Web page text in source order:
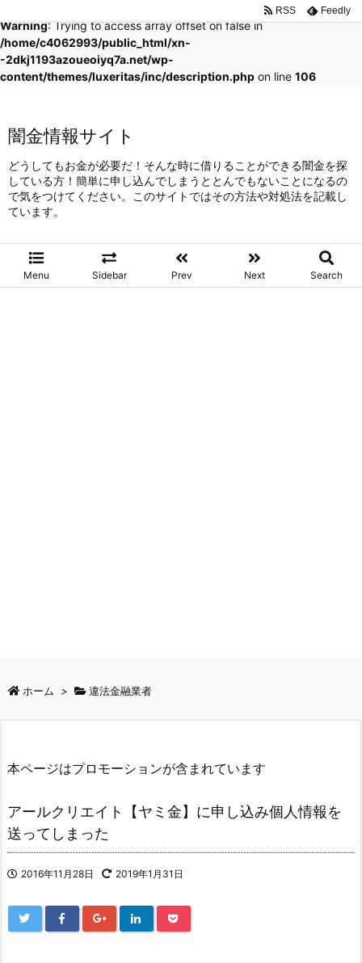
Warning: Trying to access array offset on false in
/home/c4062993/public_html/xn-
-2dkj1193azoueoiyq7a.net/wp-
content/themes/luxeritas/inc/description.php on line 106
闇金情報サイト
どうしてもお金が必要だ！そんな時に借りることができる闇金を探
している方！簡単に申し込んでしまうととんでもないことになるの
で気をつけてください。このサイトではその方法や対処法を記載し
ています。
Menu Sidebar Prev Next Search
RSS Feedly
ホーム > 違法金融業者
本ページはプロモーションが含まれています
アールクリエイト【ヤミ金】に申し込み個人情報を
送ってしまった
2016年11月28日 2019年1月31日